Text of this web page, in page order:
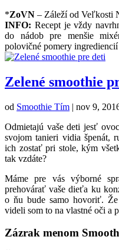
*ZoVN – Záleží od Veľkosti
INFO: Recept je vždy
do nádob pre menšie
polovičné pomery
Zelené smoothie
od Smoothie Tím | nov 9,
Odmietajú vaše deti jesť
svojom tanieri vidia špenát,
ich zostať pri stole, kým
tak vzdáte?
Máme pre vás výborné
prehovárať vaše dieťa ku
o ňu bude samo hovoriť.
videli som to na vlastné oči a
Zázrak menom